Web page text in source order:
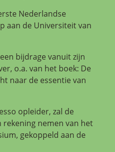
Nederlandse
aan de Universiteit van
bijdrage vanuit zijn
o.a. van het boek: De
naar de essentie van
opleider, zal de
rekening nemen van het
gekoppeld aan de